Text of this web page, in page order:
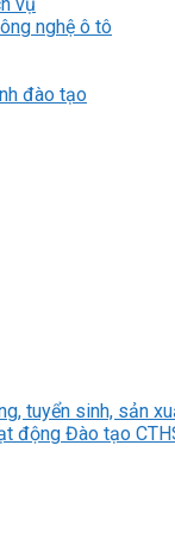
nghệ ô tô
đào tạo
tuyển sinh, sản
động Đào tạo